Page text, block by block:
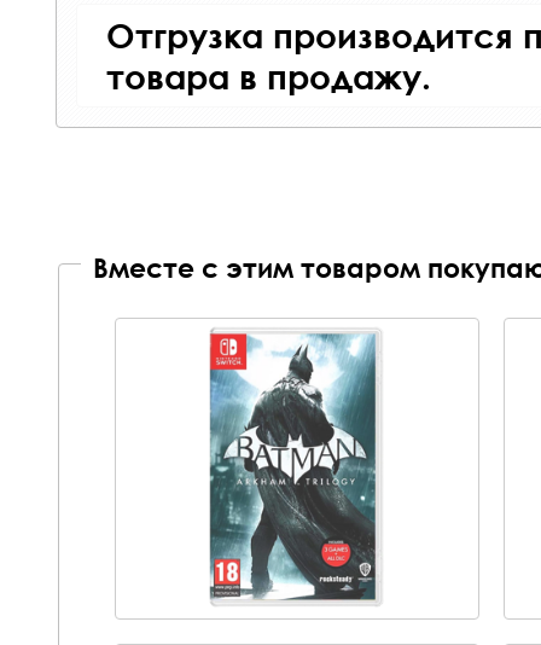
Отгрузка производится
товара в продажу.
Вместе с этим товаром